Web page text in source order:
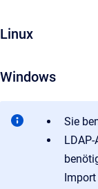
Linux
Windows
Sie